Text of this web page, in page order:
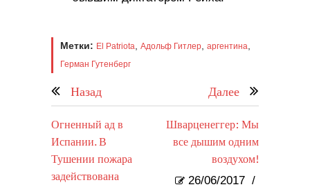
Метки: El Patriota Адольф Гитлер аргентина
Герман Гутенберг
Назад Далее
Огненный ад в
Испании. В
Тушении пожара
задействована
Шварценеггер: Мы
все дышим одним
воздухом!
26/06/2017 /